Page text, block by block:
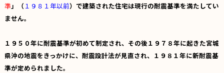
準 」（ １９８１年以前）で建築された住宅は現行の耐震基準を満たしてい
ません。
１９５０年に耐震基準が初めて制定され、その後１９７８年に起きた宮城
県沖の地震をきっかけに、耐震設計法が見直され、１９８１年に新耐震基
準が定められました。